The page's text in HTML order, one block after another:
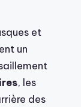
et
un
, les
des